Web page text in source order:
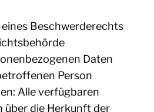
Beschwerderechts
Daten
Person
Alle verfügbaren
über die Herkunft der